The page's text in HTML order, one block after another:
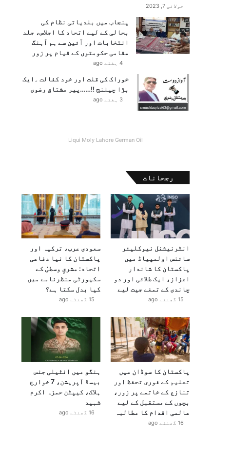
جولائی 7, 2023
پنجاب میں بلدیاتی نظام کی
بحالی کے لیے اتحاد کا اجلاس، جلد
انتخابات اور آئین سے ہم آہنگ
مقامی حکومتوں کے قیام پر زور
4 ہفتے ago
خوراک کی قلت اور خود کفالت ۔ایک
بڑا چیلنج !!……پیر مشتاق رضوی
3 ہفتے ago
Liqui Moly Lahore German Oil
رجحانات
انٹرنیشنل نیوکلیئر
سائنس اولمپیاڈ میں
پاکستان کا شاندار
اعزاز، ایک طلائی اور دو
چاندی کے تمغے جیت لیے
15 گھنٹے ago
سعودی عرب، ترکیہ اور
پاکستان کا نیا دفاعی
اتحاد: مشرقِ وسطیٰ کے
سکیورٹی منظرنامے میں
کیا بدل سکتا ہے؟
15 گھنٹے ago
پاکستان کا سوڈان میں
تعلیم کے فوری تحفظ اور
تنازع کے خاتمے پر زور،
بچوں کے مستقبل کے لیے
عالمی اقدام کا مطالبہ
16 گھنٹے ago
ہنگو میں انٹیلی جنس
بیسڈ آپریشن، 7 خوارج
ہلاک، کیپٹن حمزہ اکرم
شہید
16 گھنٹے ago